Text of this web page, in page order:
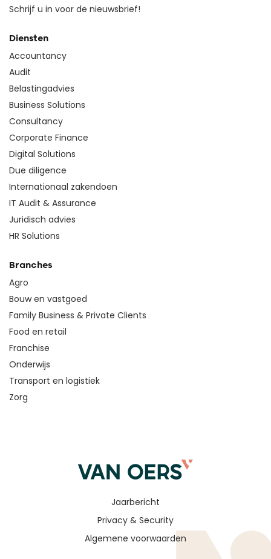
Schrijf u in voor de nieuwsbrief!
Diensten
Accountancy
Audit
Belastingadvies
Business Solutions
Consultancy
Corporate Finance
Digital Solutions
Due diligence
Internationaal zakendoen
IT Audit & Assurance
Juridisch advies
HR Solutions
Branches
Agro
Bouw en vastgoed
Family Business & Private Clients
Food en retail
Franchise
Onderwijs
Transport en logistiek
Zorg
Algemene voorwaarden
Privacy & Security
Jaarbericht